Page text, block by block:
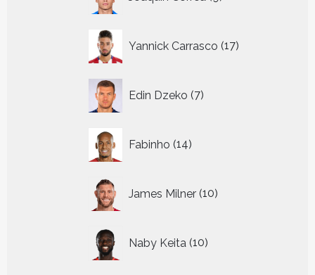
producten
Yannick Carrasco 17
producten
Edin Dzeko 7
producten
Fabinho 14
producten
James Milner 10
producten
Naby Keita 10
producten